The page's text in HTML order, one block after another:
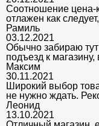
Соотношение цена-
отлажен как
Рамиль
03.12.2021
Обычно забираю
подъезд к магазину,
Максим
30.11.2021
Широкий выбор
не нужно ждать.
Леонид
13.10.2021